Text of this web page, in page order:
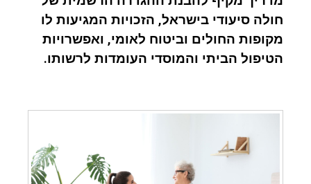
חולה סיעודי בישראל, הזכויות המגיעות לו
מקופות החולים וביטוח לאומי, ואפשרויות
הטיפול הביתי והמוסדי העומדות לרשותו.